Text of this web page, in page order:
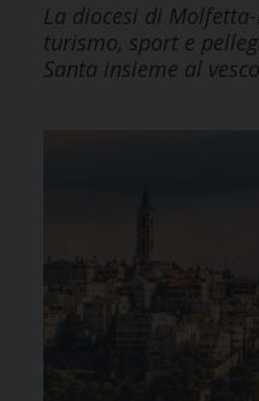
La diocesi di
turismo, sport e
Santa insieme al